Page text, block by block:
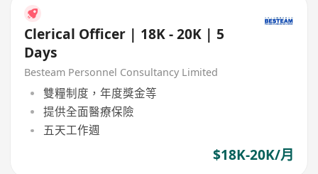
Clerical Officer | 18K - 20K | 5
Days
Besteam Personnel Consultancy Limited
雙糧制度，年度獎金等
提供全面醫療保險
五天工作週
$18K-20K/月